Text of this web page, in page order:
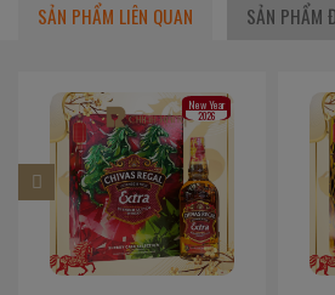
SẢN PHẨM LIÊN QUAN SẢN PHẨM
New Year